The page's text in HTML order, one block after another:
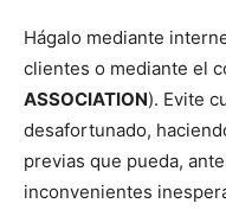
Hágalo mediante
clientes o mediante el
ASSOCIATION). Evite
desafortunado,
previas que pueda,
inconvenientes